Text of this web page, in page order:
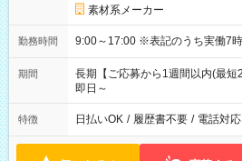
素材系メーカー
勤務時間 9:00～17:00 ※表記のうち実働
期間
長期【ご応募から1週間以内(最短
即日～
特徴 日払いOK / 履歴書不要 / 電話対